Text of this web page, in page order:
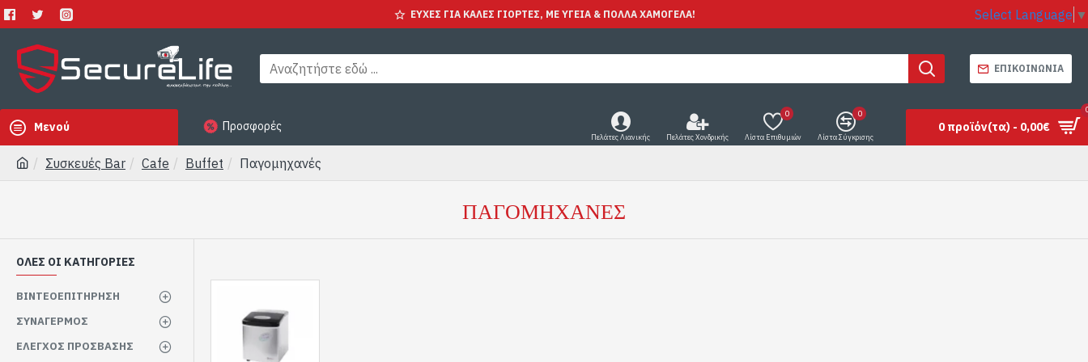
ΕΥΧΕΣ ΓΙΑ ΚΑΛΕΣ ΓΙΟΡΤΕΣ, ΜΕ ΥΓΕΊΑ & ΠΟΛΛΑ ΧΑΜΟΓΕΛΑ! Select Language ▼
ΕΠΙΚΟΙΝΩΝΊΑ
Μενού Προσφορές
Πελάτες Λιανικής Πελάτες Χονδρικής Λίστα Επιθυμιών
0
Λίστα Σύγκρισης
0
0 προϊόν(τα) - 0,00€
Συσκευές Bar Cafe Buffet Παγομηχανές
ΠΑΓΟΜΗΧΑΝΈΣ
ΟΛΕΣ ΟΙ ΚΑΤΗΓΟΡΙΕΣ
ΒΙΝΤΕΟΕΠΙΤΗΡΗΣΗ
ΣΥΝΑΓΕΡΜΟΣ
ΕΛΕΓΧΟΣ ΠΡΟΣΒΑΣΗΣ